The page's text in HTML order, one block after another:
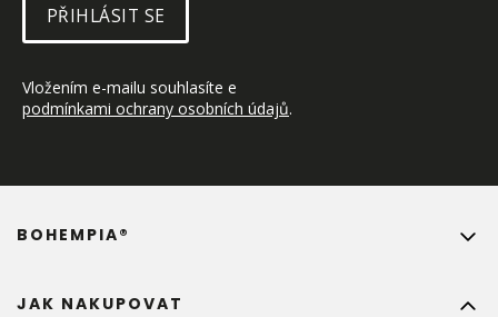
PŘIHLÁSIT SE
Vložením e-mailu souhlasíte e
podmínkami ochrany osobních údajů.
JAK NAKUPOVAT
BOHEMPIA®